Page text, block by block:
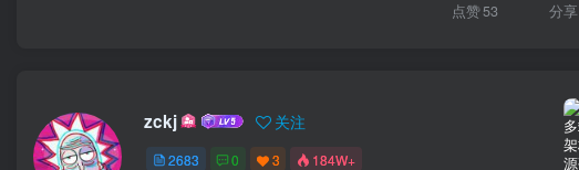
点赞53 分享
zckj 关注
2683 0 3 184W+